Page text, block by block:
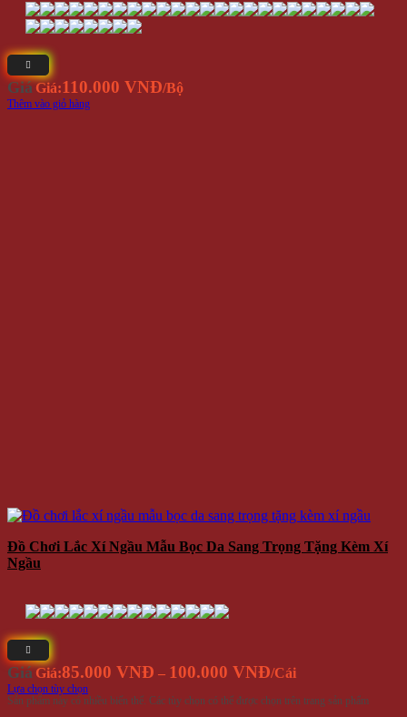
Giá Giá:110.000 VNĐ/Bộ
Thêm vào giỏ hàng
Đồ Chơi Lắc Xí Ngầu Mẫu Bọc Da Sang Trọng Tặng Kèm Xí
Ngầu
Giá Giá:85.000 VNĐ – 100.000 VNĐ/Cái
Lựa chọn tùy chọn
Sản phẩm này có nhiều biến thể. Các tùy chọn có thể được chọn trên trang sản phẩm